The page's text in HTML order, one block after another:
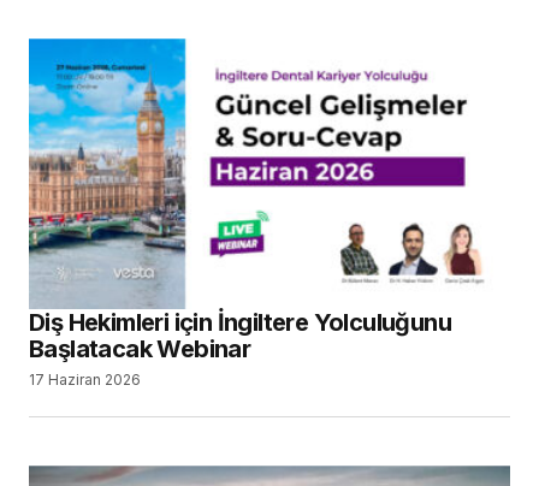
Diş Hekimleri için İngiltere Yolculuğunu
Başlatacak Webinar
17 Haziran 2026